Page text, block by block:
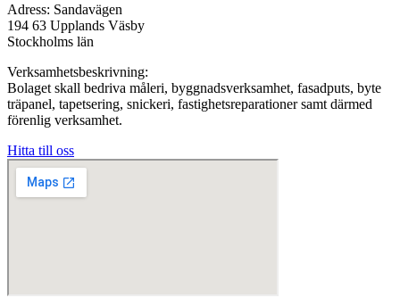
Adress: Sandavägen
194 63 Upplands Väsby
Stockholms län
Verksamhetsbeskrivning:
Bolaget skall bedriva måleri, byggnadsverksamhet, fasadputs, byte
träpanel, tapetsering, snickeri, fastighetsreparationer samt därmed
förenlig verksamhet.
Hitta till oss